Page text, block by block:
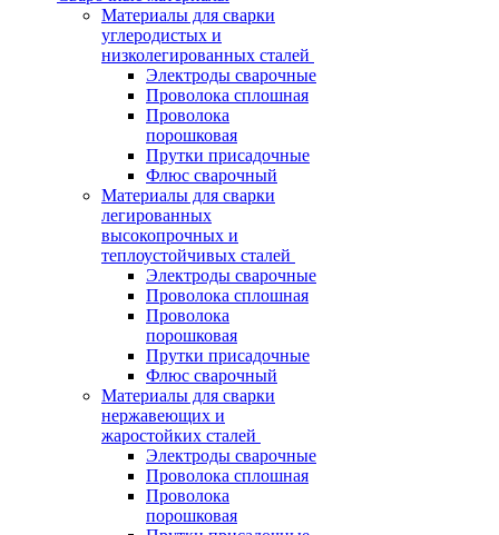
Материалы для сварки
углеродистых и
низколегированных сталей
Электроды сварочные
Проволока сплошная
Проволока
порошковая
Прутки присадочные
Флюс сварочный
Материалы для сварки
легированных
высокопрочных и
теплоустойчивых сталей
Электроды сварочные
Проволока сплошная
Проволока
порошковая
Прутки присадочные
Флюс сварочный
Материалы для сварки
нержавеющих и
жаростойких сталей
Электроды сварочные
Проволока сплошная
Проволока
порошковая